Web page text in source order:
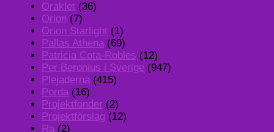
Oraklet (36)
Orion (7)
Orion Starlight (1)
Pallas Athena (69)
Patricia Cota-Robles (12)
Per Beronius i Sverige (947)
Plejaderna (415)
Porda (16)
Projektfonder (2)
Projektförslag (12)
Ra (2)